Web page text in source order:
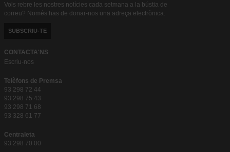
Vols rebre les nostres notícies cada setmana a la bústia de
correu? Només has de donar-nos una adreça electrònica.
SUBSCRIU-TE
CONTACTA'NS
Escriu-nos
Telèfons de Premsa
93 298 72 44
93 298 75 43
93 298 71 68
93 328 61 77
Centraleta
93 298 70 00